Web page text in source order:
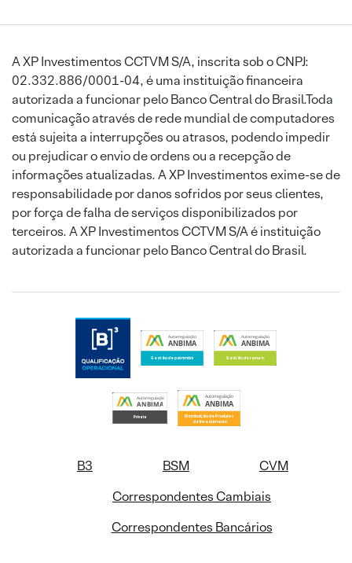
A XP Investimentos CCTVM S/A, inscrita sob o CNPJ:
02.332.886/0001-04, é uma instituição financeira
autorizada a funcionar pelo Banco Central do Brasil.Toda
comunicação através de rede mundial de computadores
está sujeita a interrupções ou atrasos, podendo impedir
ou prejudicar o envio de ordens ou a recepção de
informações atualizadas. A XP Investimentos exime-se de
responsabilidade por danos sofridos por seus clientes,
por força de falha de serviços disponibilizados por
terceiros. A XP Investimentos CCTVM S/A é instituição
autorizada a funcionar pelo Banco Central do Brasil.
B3 BSM
CVM
Correspondentes Cambiais
Correspondentes Bancários